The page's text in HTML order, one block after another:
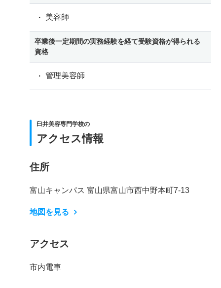
美容師
卒業後一定期間の実務経験を経て受験資格が得られる
資格
管理美容師
臼井美容専門学校の
アクセス情報
住所
富山キャンパス 富山県富山市西中野本町7-13
地図を見る
アクセス
市内電車